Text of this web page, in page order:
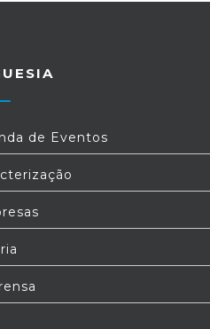
de Eventos